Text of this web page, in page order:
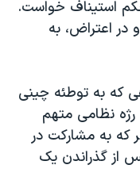
استيناف خواست.
در اعتراض، به
که به توطئه چينی
نظامی متهم
که به مشارکت در
از گذراندن يک